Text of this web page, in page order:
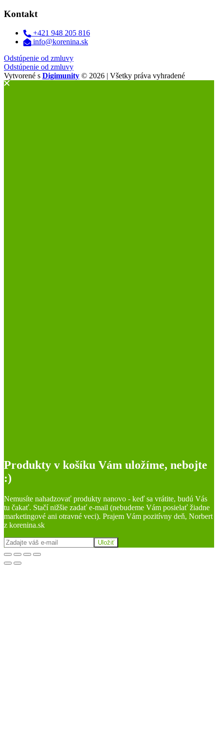
Kontakt
+421 948 205 816
info@korenina.sk
Odstúpenie od zmluvy
Odstúpenie od zmluvy
Vytvorené s Digimunity © 2026 | Všetky práva vyhradené
Produkty v košíku Vám uložíme, nebojte
:)
Nemusíte nahadzovať produkty nanovo - keď sa vrátite, budú Vás
tu čakať. Stačí nižšie zadať e-mail (nebudeme Vám posielať žiadne
marketingové ani otravné veci). Prajem Vám pozitívny deň, Norbert
z korenina.sk
Uložiť